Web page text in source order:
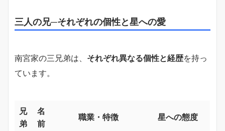
三人の兄─それぞれの個性と星への愛
南宮家の三兄弟は、 それぞれ異なる個性と経歴を持っ
ています。
兄
弟
名
前
職業・特徴 星への態度